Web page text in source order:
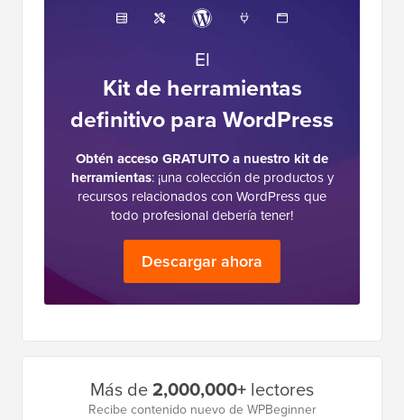
El
Kit de herramientas
definitivo para WordPress
Obtén acceso GRATUITO a nuestro kit de
herramientas: ¡una colección de productos y
recursos relacionados con WordPress que
todo profesional debería tener!
Descargar ahora
Más de2,000,000+ lectores
Recibe contenido nuevo de WPBeginner